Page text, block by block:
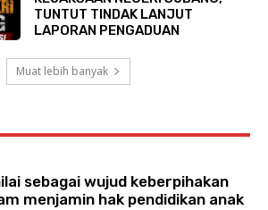
TUNTUT TINDAK LANJUT
LAPORAN PENGADUAN
Muat lebih banyak
sebagai wujud keberpihakan
menjamin hak pendidikan anak